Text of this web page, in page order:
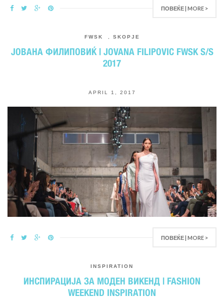
ПОВЕЌЕ | MORE >
FWSK SKOPJE
ЈОВАНА ФИЛИПОВИЌ | JOVANA FILIPOVIC FWSK S/S
2017
APRIL 1, 2017
ПОВЕЌЕ | MORE >
INSPIRATION
ИНСПИРАЦИЈА ЗА МОДЕН ВИКЕНД | FASHION
WEEKEND INSPIRATION